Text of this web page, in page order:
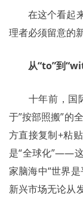
	在这个看起来混沌不明的无线互联世界，有哪些品牌管
理者必须留意的
从“to”到
于”按部照搬”的
方直接复制+粘
是“全球化”——
家脑海中“世界
新兴市场无论从